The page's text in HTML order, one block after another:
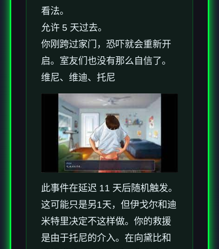
看法。
允许 5 天过去。
你刚跨过家门，恐吓就会重新开
启。室友们也没有那么自信了。
维尼、维迪、托尼
此事件在延迟 11 天后随机触发。
这可能只是另1天，但伊戈尔和迪
米特里决定不这样做。你的救援
是由于托尼的介入。在向黛比和